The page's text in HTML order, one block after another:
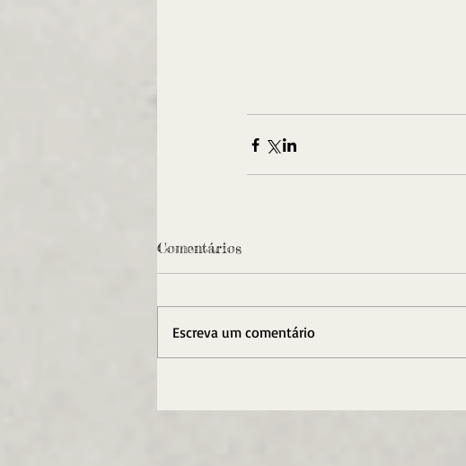
Comentários
Escreva um comentário